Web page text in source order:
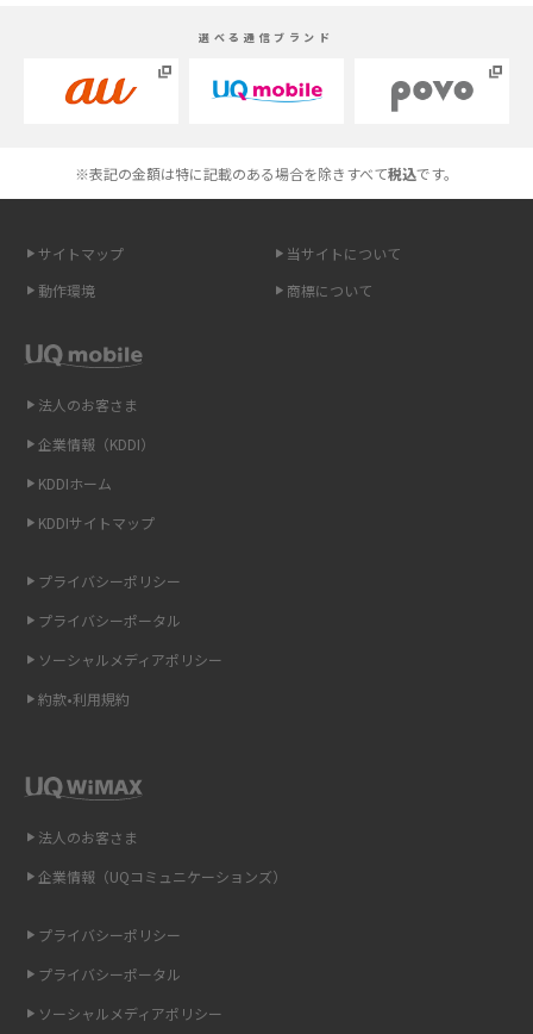
Androidスマホとは？特徴やメリット・デメリット、おススメ機種を紹介
高校生にスマホ制限は必要？所持率やメリット・デメリットを詳しく紹介
トを解説
スマホや携帯端末の通信速度制限とは？回避のコツや解除のタイミング・
LINEの通知がこない時の原因と対処法9選！設定の確認手順も解説
スマホのウィジェットとは？iPhone・Androidの設定方法やおススメを紹
リプライ機能とは？LINE、X（旧Twitter）、Instagram、TikTokで送る方法
インスタのDMの送り方は？便利機能の使い方や注意点をわかりやすく解説
Bluetooth®とは？Wi-Fiとの違いやスマホ・PCとの接続方法を解説
紹介
方法を詳しく解説
選べる通信ブランド
※表記の金額は特に記載のある場合を除きすべて税込です。
サイトマップ
当サイトについて
動作環境
商標について
法人のお客さま
企業情報（KDDI）
KDDIホーム
KDDIサイトマップ
プライバシーポリシー
プライバシーポータル
ソーシャルメディアポリシー
約款•利用規約
法人のお客さま
企業情報（UQコミュニケーションズ）
プライバシーポリシー
プライバシーポータル
ソーシャルメディアポリシー